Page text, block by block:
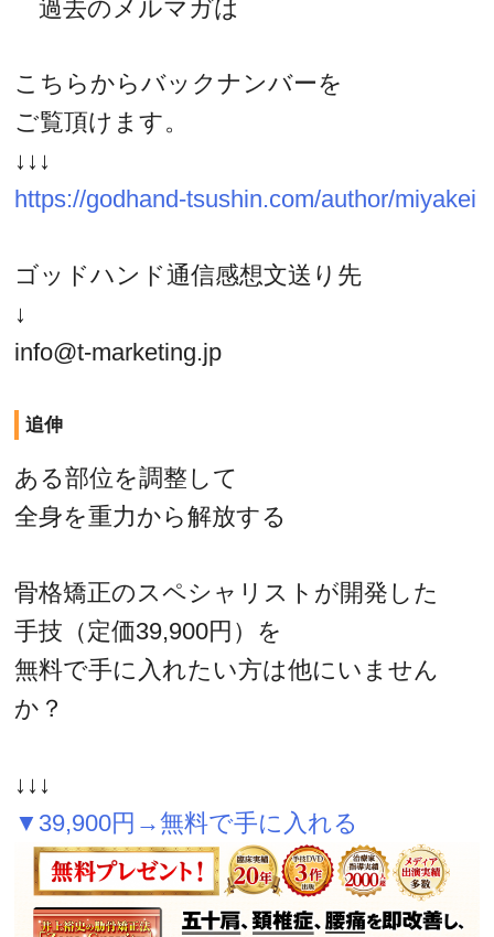
過去のメルマガは
こちらからバックナンバーを
ご覧頂けます。
↓↓↓
https://godhand-tsushin.com/author/miyakei
ゴッドハンド通信感想文送り先
↓
info@t-marketing.jp
追伸
ある部位を調整して
全身を重力から解放する
骨格矯正のスペシャリストが開発した
手技（定価39,900円）を
無料で手に入れたい方は他にいません
か？
↓↓↓
▼39,900円→無料で手に入れる